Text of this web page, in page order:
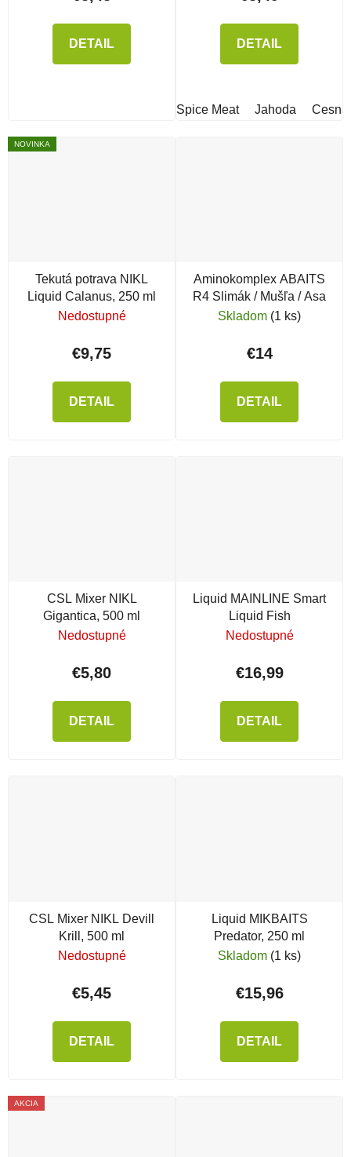
DETAIL DETAIL
Spice Meat Jahoda
NOVINKA
Tekutá potrava NIKL
Liquid Calanus, 250 ml
Nedostupné
€9,75
DETAIL
Aminokomplex ABAITS
R4 Slimák / Mušľa / Asa
Skladom (1 ks)
€14
DETAIL
CSL Mixer NIKL
Gigantica, 500 ml
Nedostupné
€5,80
DETAIL
Liquid MAINLINE Smart
Liquid Fish
Nedostupné
€16,99
DETAIL
CSL Mixer NIKL Devill
Krill, 500 ml
Nedostupné
€5,45
DETAIL
Liquid MIKBAITS
Predator, 250 ml
Skladom (1 ks)
€15,96
DETAIL
AKCIA